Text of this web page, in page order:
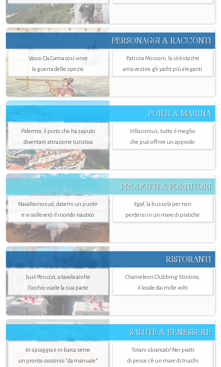
PERSONAGGI & RACCONTI
Vasco Da Gama così vince
la guerra delle spezie
Patrizia Mosconi, la stilista che
ama vestire gli yacht più eleganti
PORTI & MARINA
Palermo, il porto che ha saputo
diventare attrazione turistica
Villasimius, tutto il meglio
che può offrire un approdo
PRODOTTI & FORNITORI
Navaltecnosud, datemi un punto
e vi solleverò il mondo nautico
Egaf, la bussola per non
perdersi in un mare di pratiche
RISTORANTI
Just Peruzzi, a tavola anche
l’occhio vuole la sua parte
Chameleon Clubbing Stintino,
il locale dai mille volti
SALUTE & BENESSERE
In spiaggia e in barca serve
un pronto soccorso "da manuale"
Totani sbiancati? Nei piatti
di pesce c'è un mare di trucchi